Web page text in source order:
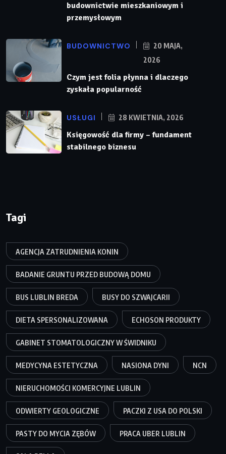
budownictwie mieszkaniowym i
przemysłowym
BUDOWNICTWO
20 MAJA,
2026
Czym jest folia płynna i dlaczego
zyskała popularność
USŁUGI 28 KWIETNIA, 2026
Księgowość dla firmy – fundament
stabilnego biznesu
Tagi
AGENCJA ZATRUDNIENIA KONIN
BADANIE GRUNTU PRZED BUDOWĄ DOMU
BUS LUBLIN BREDA BUSY DO SZWAJCARII
DIETA SPERSONALIZOWANA ECHOSON PRODUKTY
GABINET STOMATOLOGICZNY W ŚWIDNIKU
MEDYCYNA ESTETYCZNA NASIONA DYNI NCN
NIERUCHOMOŚCI KOMERCYJNE LUBLIN
ODWIERTY GEOLOGICZNE PACZKI Z USA DO POLSKI
PASTY DO MYCIA ZĘBÓW PRACA UBER LUBLIN